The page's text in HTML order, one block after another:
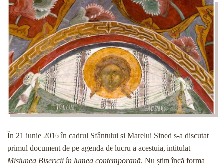
În 21 iunie 2016 în cadrul Sfântului și Marelui Sinod s-a discutat
primul document de pe agenda de lucru a acestuia, intitulat
Misiunea Bisericii în lumea contemporană. Nu știm încă forma